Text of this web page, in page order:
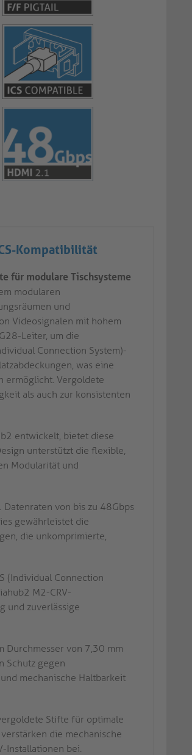
Kompatibilität
für modulare Tischsysteme
modularen
und
Videosignalen mit hohem
Leiter, um die
Connection System)-
was eine
ermöglicht. Vergoldete
als auch zur konsistenten
entwickelt, bietet diese
unterstützt die flexible,
Modularität und
Datenraten von bis zu 48Gbps
gewährleistet die
die unkomprimierte,
(Individual Connection
M2-CRV-
und zuverlässige
Durchmesser von 7,30 mm
Schutz gegen
mechanische Haltbarkeit
Stifte für optimale
die mechanische
Installationen bei.